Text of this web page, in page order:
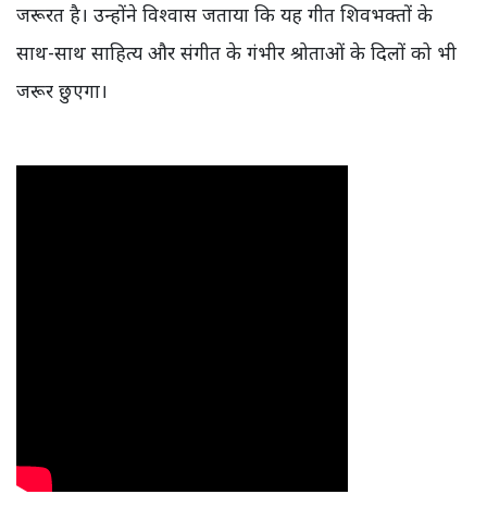
जरूरत है। उन्होंने विश्वास जताया कि यह गीत शिवभक्तों के
साथ-साथ साहित्य और संगीत के गंभीर श्रोताओं के दिलों को भी
जरूर छुएगा।